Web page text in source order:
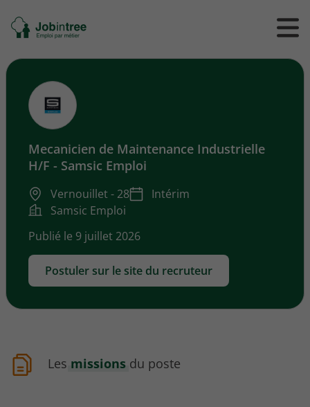
Se
rendre
Ouvrir
/
le
Mecanicien de Maintenance Industrielle
H/F - Samsic Emploi
Vernouillet - 28
Intérim
Samsic Emploi
Publié le 9 juillet 2026
Postuler sur le site du recruteur
Les missions du poste